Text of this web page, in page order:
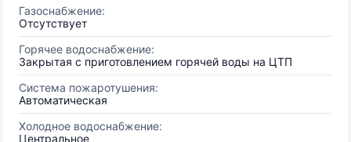
Газоснабжение:
Отсутствует
Горячее водоснабжение:
Закрытая с приготовлением горячей воды на ЦТП
Система пожаротушения:
Автоматическая
Холодное водоснабжение:
Центральное